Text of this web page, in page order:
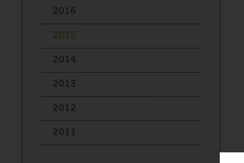
2016
2015
2014
2013
2012
2011